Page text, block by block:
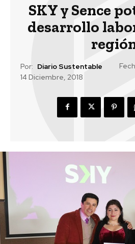
SKY y Sence
desarrollo
Por: Diario Sustentable
14 Diciembre, 2018